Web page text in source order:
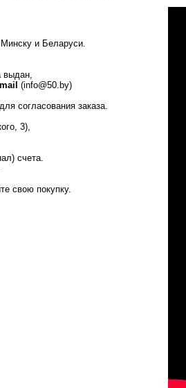
и Беларуси.
выдан,
(info@50.by)
согласования заказа.
3),
счета.
свою покупку.